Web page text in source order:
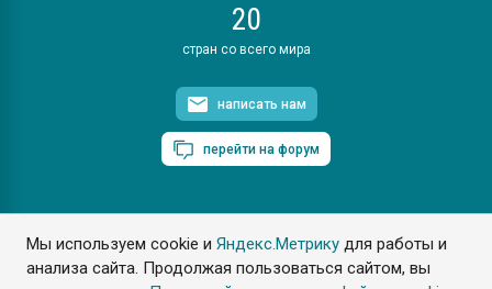
Мы используем cookie иЯндекс.Метрику для работы и
анализа сайта. Продолжая пользоваться сайтом, вы
20
стран со всего мира
написать нам
перейти на форум
ПластЭксперт © 2006. Все права защищены
Разрешается копирование материалов сайта с обязательной
ссылкой на www.e-plastic.ru